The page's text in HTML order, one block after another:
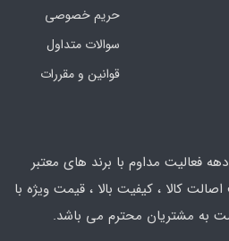
حریم خصوصی
سوالات متداول
قوانین و مقررات
فعالیت مداوم با برند های معتبر
کالا ، کیفیت بالا ، قیمت ویژه با
به مشتریان محترم می باشد.